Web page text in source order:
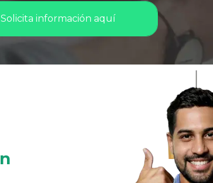
Solicita información aquí